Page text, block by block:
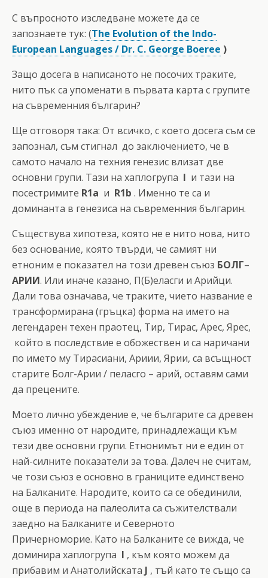
С въпросното изследване можете да се
запознаете тук: (The Evolution of the Indo-
European Languages / Dr. C. George Boeree )
Защо досега в написаното не посочих траките,
нито пък са упоменати в първата карта с групите
на съвременния българин?
Ще отговоря така: От всичко, с което досега съм се
запознал, съм стигнал до заключението, че в
самото начало на техния генезис влизат две
основни групи. Тази на хаплогрупа I и тази на
посестримите R1a и R1b . Именно те са и
доминанта в генезиса на съвременния българин.
Съществува хипотеза, която не е нито нова, нито
без основание, която твърди, че самият ни
етноним е показател на този древен съюз БОЛГ–
АРИИ. Или иначе казано, П(Б)еласги и Арийци.
Дали това означава, че траките, чието название е
трансформирана (гръцка) форма на името на
легендарен техен праотец, Тир, Тирас, Арес, Ярес,
който в последствие е обожествен и са наричани
по името му Тирасиани, Ариии, Ярии, са всъщност
старите Болг-Арии / пеласго – арий, оставям сами
да прецените.
Моето лично убеждение е, че българите са древен
съюз именно от народите, принадлежащи към
тези две основни групи. Етнонимът ни е един от
най-силните показатели за това. Далеч не считам,
че този съюз е основно в границите единствено
на Балканите. Народите, които са се обединили,
още в периода на палеолита са съжителствали
заедно на Балканите и Северното
Причерноморие. Като на Балканите се вижда, че
доминира хаплогрупа I , към която можем да
прибавим и Анатолийската J , тъй като те също са